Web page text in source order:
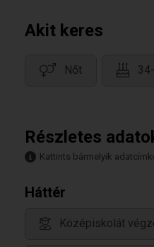
Akit keres
Nőt
Részletes
Kattints bármelyik
Háttér
Középiskolát